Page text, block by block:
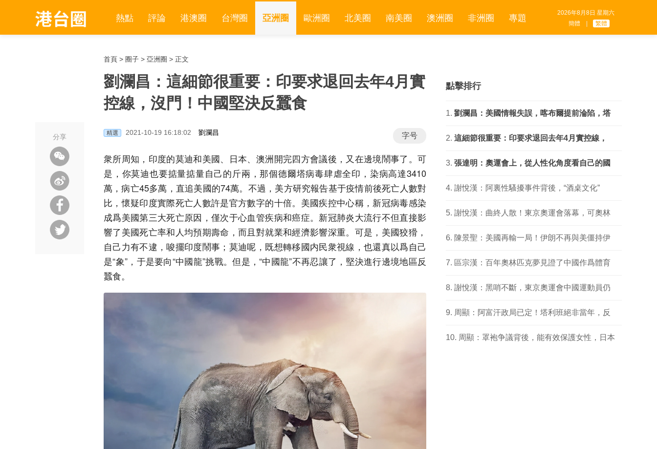
2026年8月8日 星期六
簡體
繁體
熱點 評論 港澳圈 台灣圈 亞洲圈 歐洲圈 北美圈 南美圈 澳洲圈 非洲圈 專題
首頁 > 圈子 > 亞洲圈 > 正文
劉瀾昌：這細節很重要：印要求退回去年4月實
控線，沒門！中國堅決反蠶食
精選 2021-10-19 16:18:02 劉瀾昌 字号
分享
衆所周知，印度的莫迪和美國、日本、澳洲開完四方會議後，又在邊境鬧事了。可
是，你莫迪也要掂量掂量自己的斤兩，那個德爾塔病毒肆虐全印，染病高達3410
萬，病亡45多萬，直追美國的74萬。不過，美方研究報告基于疫情前後死亡人數對
比，懷疑印度實際死亡人數許是官方數字的十倍。美國疾控中心稱，新冠病毒感染
成爲美國第三大死亡原因，僅次于心血管疾病和癌症。新冠肺炎大流行不但直接影
響了美國死亡率和人均預期壽命，而且對就業和經濟影響深重。可是，美國狡猾，
自己力有不逮，唆擺印度鬧事；莫迪呢，既想轉移國内民衆視線，也還真以爲自己
是“象”，于是要向“中國龍”挑戰。但是，“中國龍”不再忍讓了，堅決進行邊境地區反
蠶食。
點擊排行
劉瀾昌：美國情報失誤，喀布爾提前淪陷，塔
這細節很重要：印要求退回去年4月實控線，
張達明：奧運會上，從人性化角度看自己的國
謝悅漢：阿裏性騷擾事件背後，“酒桌文化”
謝悅漢：曲終人散！東京奧運會落幕，可奧林
陳景聖：美國再輸一局！伊朗不再與美僵持伊
區宗漢：百年奧林匹克夢見證了中國作爲體育
謝悅漢：黑哨不斷，東京奧運會中國運動員仍
周顯：阿富汗政局已定！塔利班絕非當年，反
周顯：罩袍争議背後，能有效保護女性，日本